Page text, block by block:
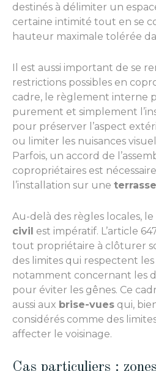
destinés à délimiter un
certaine intimité tout en se
hauteur maximale tolérée
Il est aussi important de se
restrictions possibles en
cadre, le règlement interne
purement et simplement
pour préserver l’aspect
ou limiter les nuisances
Parfois, un accord de
copropriétaires est
l’installation sur une terrasse
Au-delà des règles locales,
civil est impératif. L’article
tout propriétaire à clôturer
des limites qui respectent les
notamment concernant les
pour éviter les gênes. Ce
aussi aux brise-vues qui,
considérés comme des
affecter le voisinage.
Cas particuliers :